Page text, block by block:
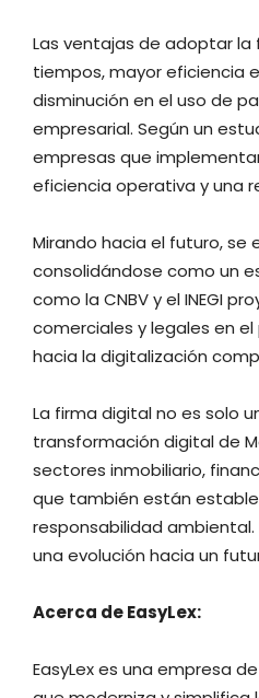
Las ventajas de adoptar
tiempos, mayor eficiencia
disminución en el uso de
empresarial. Según un
empresas que
eficiencia operativa y una
Mirando hacia el futuro,
consolidándose como un
como la CNBV y el INEGI
comerciales y legales en
hacia la digitalización
La firma digital no es solo
transformación digital de
sectores inmobiliario,
que también están
responsabilidad
una evolución hacia un
Acerca de EasyLex:
EasyLex es una empresa